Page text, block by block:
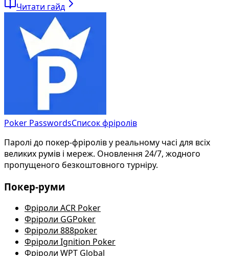
Читати гайд
Poker PasswordsСписок фріролів
Паролі до покер-фріролів у реальному часі для всіх
великих румів і мереж. Оновлення 24/7, жодного
пропущеного безкоштовного турніру.
Покер-руми
Фріроли ACR Poker
Фріроли GGPoker
Фріроли 888poker
Фріроли Ignition Poker
Фріроли WPT Global